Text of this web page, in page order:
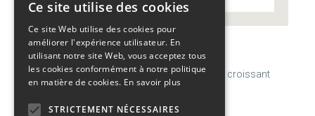
CALENDRIER
Dimanche09AoûtSemaine 32 | AmourXDernier croissant
Ce site utilise des cookies
Ce site Web utilise des cookies pour
améliorer l'expérience utilisateur. En
utilisant notre site Web, vous acceptez tous
les cookies conformément à notre politique
en matière de cookies. En savoir plus
STRICTEMENT NÉCESSAIRES